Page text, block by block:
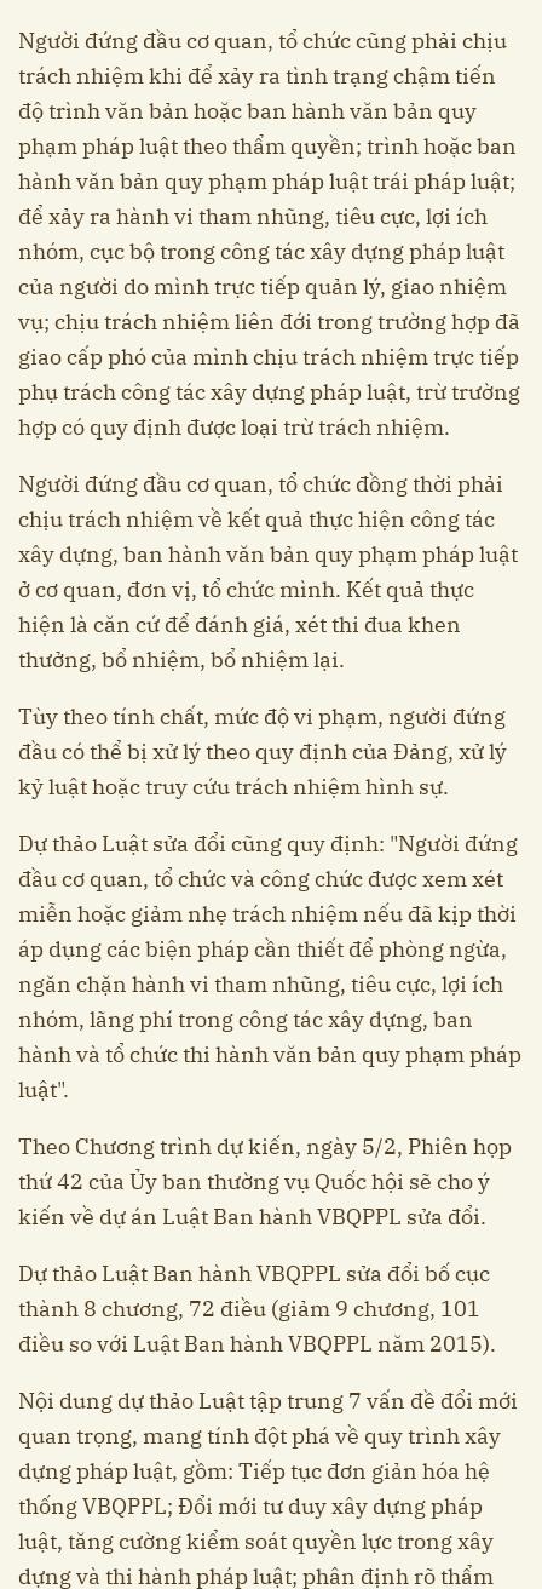
Người đứng đầu cơ quan, tổ chức cũng phải chịu
trách nhiệm khi để xảy ra tình trạng chậm tiến
độ trình văn bản hoặc ban hành văn bản quy
phạm pháp luật theo thẩm quyền; trình hoặc ban
hành văn bản quy phạm pháp luật trái pháp luật;
để xảy ra hành vi tham nhũng, tiêu cực, lợi ích
nhóm, cục bộ trong công tác xây dựng pháp luật
của người do mình trực tiếp quản lý, giao nhiệm
vụ; chịu trách nhiệm liên đới trong trường hợp đã
giao cấp phó của mình chịu trách nhiệm trực tiếp
phụ trách công tác xây dựng pháp luật, trừ trường
hợp có quy định được loại trừ trách nhiệm.
Người đứng đầu cơ quan, tổ chức đồng thời phải
chịu trách nhiệm về kết quả thực hiện công tác
xây dựng, ban hành văn bản quy phạm pháp luật
ở cơ quan, đơn vị, tổ chức mình. Kết quả thực
hiện là căn cứ để đánh giá, xét thi đua khen
thưởng, bổ nhiệm, bổ nhiệm lại.
Tùy theo tính chất, mức độ vi phạm, người đứng
đầu có thể bị xử lý theo quy định của Đảng, xử lý
kỷ luật hoặc truy cứu trách nhiệm hình sự.
Dự thảo Luật sửa đổi cũng quy định: "Người đứng
đầu cơ quan, tổ chức và công chức được xem xét
miễn hoặc giảm nhẹ trách nhiệm nếu đã kịp thời
áp dụng các biện pháp cần thiết để phòng ngừa,
ngăn chặn hành vi tham nhũng, tiêu cực, lợi ích
nhóm, lãng phí trong công tác xây dựng, ban
hành và tổ chức thi hành văn bản quy phạm pháp
luật".
Theo Chương trình dự kiến, ngày 5/2, Phiên họp
thứ 42 của Ủy ban thường vụ Quốc hội sẽ cho ý
kiến về dự án Luật Ban hành VBQPPL sửa đổi.
Dự thảo Luật Ban hành VBQPPL sửa đổi bố cục
thành 8 chương, 72 điều (giảm 9 chương, 101
điều so với Luật Ban hành VBQPPL năm 2015).
Nội dung dự thảo Luật tập trung 7 vấn đề đổi mới
quan trọng, mang tính đột phá về quy trình xây
dựng pháp luật, gồm: Tiếp tục đơn giản hóa hệ
thống VBQPPL; Đổi mới tư duy xây dựng pháp
luật, tăng cường kiểm soát quyền lực trong xây
dựng và thi hành pháp luật; phân định rõ thẩm